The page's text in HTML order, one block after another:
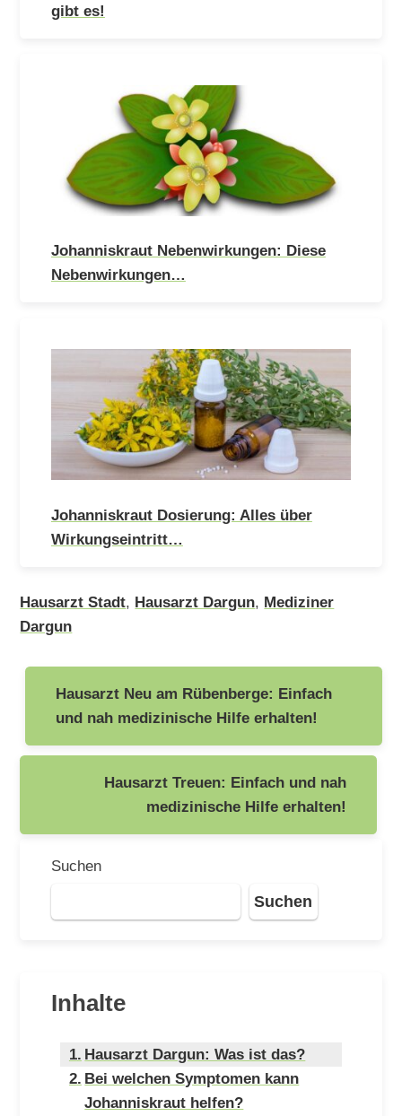
gibt es!
Johanniskraut Nebenwirkungen: Diese
Nebenwirkungen…
Johanniskraut Dosierung: Alles über
Wirkungseintritt…
Hausarzt Stadt, Hausarzt Dargun, Mediziner
Dargun
Beitragsnavigation
Hausarzt Neu am Rübenberge: Einfach
und nah medizinische Hilfe erhalten!
Hausarzt Treuen: Einfach und nah
medizinische Hilfe erhalten!
Suchen
Suchen
Inhalte
Hausarzt Dargun: Was ist das?
Bei welchen Symptomen kann
Johanniskraut helfen?